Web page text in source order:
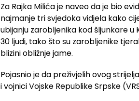
Za Rajka Milića je naveo da je bio
najmanje tri svjedoka vidjela kako
ubijanju zarobljenika kod šljunkare u
30 ljudi, tako što su zarobljenike
blizini obližnje jame.
Pojasnio je da preživjelih ovog
i vojnici Vojske Republike Srpske